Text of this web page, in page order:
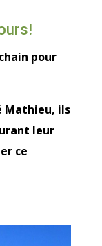
pour
Mathieu, ils
leur
ce